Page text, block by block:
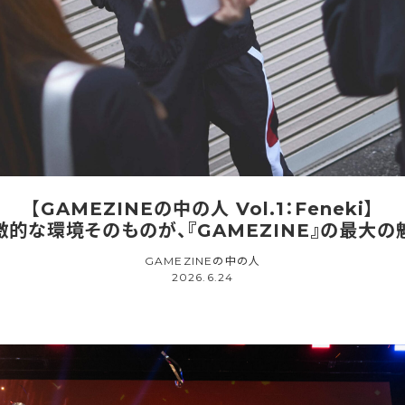
【GAMEZINEの中の人 Vol.1：Feneki】
的な環境そのものが、『GAMEZINE』の最大の
GAMEZINEの中の人
2026.6.24